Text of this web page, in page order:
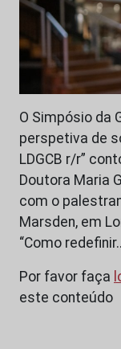
O Simpósio da
perspetiva de
LDGCB r/r”
Doutora Maria
com o
Marsden, em
“Como
Por favor faça
este conteúdo